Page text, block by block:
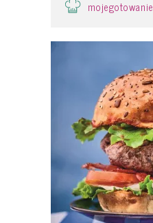
mojegotowanie